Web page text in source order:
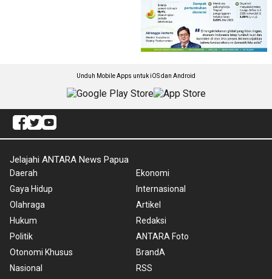
Unduh Mobile Apps untuk iOS dan Android
Jelajahi ANTARA News Papua
Daerah
Gaya Hidup
Olahraga
Hukum
Politik
Otonomi Khusus
Nasional
Ekonomi
Internasional
Artikel
Redaksi
ANTARA Foto
BrandA
RSS